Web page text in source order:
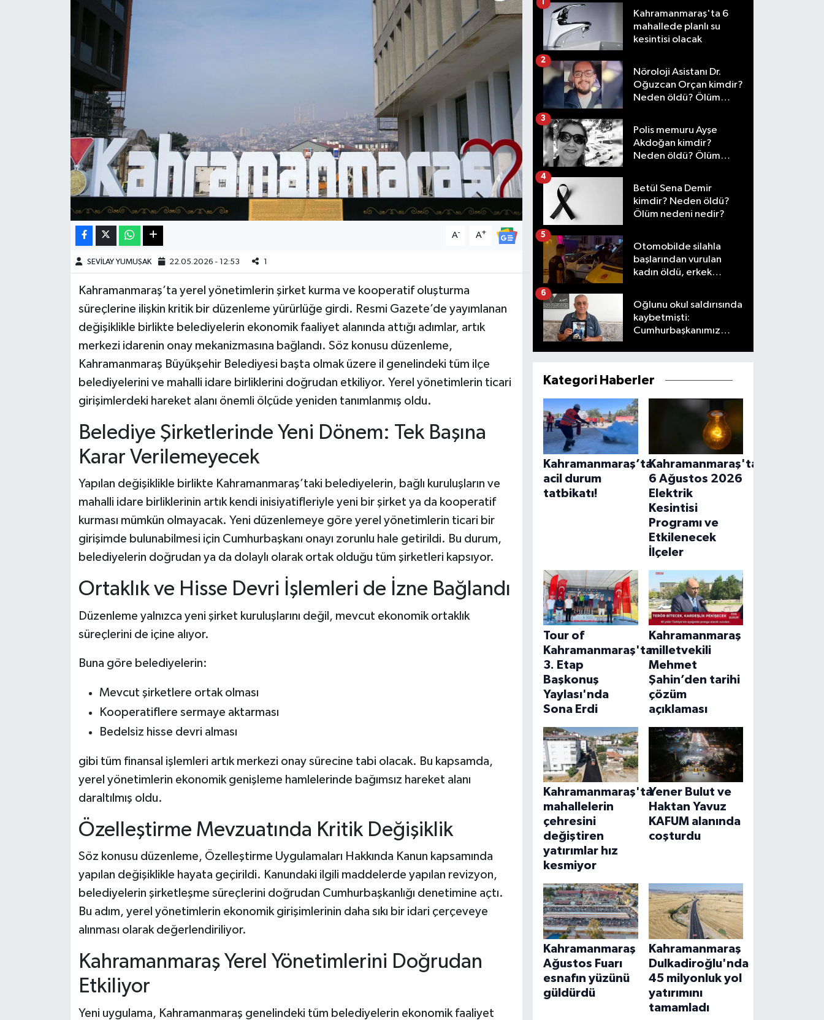
A- A+
SEVİLAY YUMUŞAK 22.05.2026 - 12:53 1
Kahramanmaraş’ta yerel yönetimlerin şirket kurma ve kooperatif oluşturma
süreçlerine ilişkin kritik bir düzenleme yürürlüğe girdi. Resmi Gazete’de yayımlanan
değişiklikle birlikte belediyelerin ekonomik faaliyet alanında attığı adımlar, artık
merkezi idarenin onay mekanizmasına bağlandı. Söz konusu düzenleme,
Kahramanmaraş Büyükşehir Belediyesi başta olmak üzere il genelindeki tüm ilçe
belediyelerini ve mahalli idare birliklerini doğrudan etkiliyor. Yerel yönetimlerin ticari
girişimlerdeki hareket alanı önemli ölçüde yeniden tanımlanmış oldu.
Belediye Şirketlerinde Yeni Dönem: Tek Başına
Karar Verilemeyecek
Yapılan değişiklikle birlikte Kahramanmaraş’taki belediyelerin, bağlı kuruluşların ve
mahalli idare birliklerinin artık kendi inisiyatifleriyle yeni bir şirket ya da kooperatif
kurması mümkün olmayacak. Yeni düzenlemeye göre yerel yönetimlerin ticari bir
girişimde bulunabilmesi için Cumhurbaşkanı onayı zorunlu hale getirildi. Bu durum,
belediyelerin doğrudan ya da dolaylı olarak ortak olduğu tüm şirketleri kapsıyor.
Ortaklık ve Hisse Devri İşlemleri de İzne Bağlandı
Düzenleme yalnızca yeni şirket kuruluşlarını değil, mevcut ekonomik ortaklık
süreçlerini de içine alıyor.
Buna göre belediyelerin:
Mevcut şirketlere ortak olması
Kooperatiflere sermaye aktarması
Bedelsiz hisse devri alması
gibi tüm finansal işlemleri artık merkezi onay sürecine tabi olacak. Bu kapsamda,
yerel yönetimlerin ekonomik genişleme hamlelerinde bağımsız hareket alanı
daraltılmış oldu.
Özelleştirme Mevzuatında Kritik Değişiklik
Söz konusu düzenleme, Özelleştirme Uygulamaları Hakkında Kanun kapsamında
yapılan değişiklikle hayata geçirildi. Kanundaki ilgili maddelerde yapılan revizyon,
belediyelerin şirketleşme süreçlerini doğrudan Cumhurbaşkanlığı denetimine açtı.
Bu adım, yerel yönetimlerin ekonomik girişimlerinin daha sıkı bir idari çerçeveye
alınması olarak değerlendiriliyor.
Kahramanmaraş Yerel Yönetimlerini Doğrudan
Etkiliyor
Yeni uygulama, Kahramanmaraş genelindeki tüm belediyelerin ekonomik faaliyet
Kahramanmaraş'ta 6
mahallede planlı su
kesintisi olacak
1
Nöroloji Asistanı Dr.
Oğuzcan Orçan kimdir?
Neden öldü? Ölüm
2
Polis memuru Ayşe
Akdoğan kimdir?
Neden öldü? Ölüm
3
Betül Sena Demir
kimdir? Neden öldü?
Ölüm nedeni nedir?
4
Otomobilde silahla
başlarından vurulan
kadın öldü, erkek
5
Oğlunu okul saldırısında
kaybetmişti:
Cumhurbaşkanımız
6
Kategori Haberler
Kahramanmaraş’ta
acil durum
tatbikatı!
Kahramanmaraş'ta
6 Ağustos 2026
Elektrik
Kesintisi
Programı ve
Etkilenecek
İlçeler
Tour of
Kahramanmaraş'ta
3. Etap
Başkonuş
Yaylası'nda
Sona Erdi
Kahramanmaraş
milletvekili
Mehmet
Şahin’den tarihi
çözüm
açıklaması
Kahramanmaraş'ta
mahallelerin
çehresini
değiştiren
yatırımlar hız
kesmiyor
Yener Bulut ve
Haktan Yavuz
KAFUM alanında
coşturdu
Kahramanmaraş
Ağustos Fuarı
esnafın yüzünü
güldürdü
Kahramanmaraş
Dulkadiroğlu'nda
45 milyonluk yol
yatırımını
tamamladı
Haberde İnsan
Kültür Sanat
Manşet Altı
Resmi İlan
SürManşet
KAHRAMANMARAŞ